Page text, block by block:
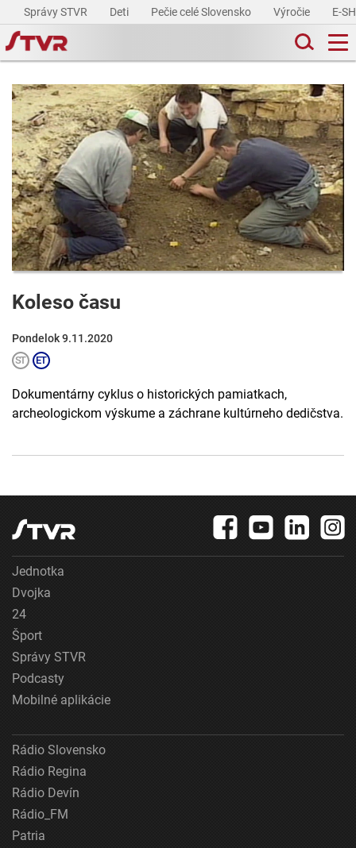
Správy STVR Deti Pečie celé Slovensko Výročie E-
Koleso času
Pondelok 9.11.2020
Dokumentárny cyklus o historických pamiatkach,
archeologickom výskume a záchrane kultúrneho dedičstva.
Jednotka
Dvojka
24
Šport
Správy STVR
Podcasty
Mobilné aplikácie
Rádio Slovensko
Rádio Regina
Rádio Devín
Rádio_FM
Patria